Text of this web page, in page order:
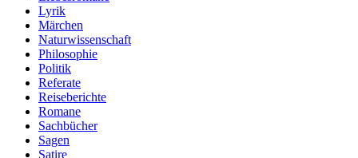
Lyrik
Märchen
Naturwissenschaft
Philosophie
Politik
Referate
Reiseberichte
Romane
Sachbücher
Sagen
Satire